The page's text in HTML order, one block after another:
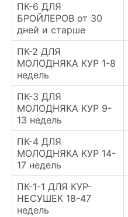
ПК-6 ДЛЯ
БРОЙЛЕРОВ от 30
дней и старше
ПК-2 ДЛЯ
МОЛОДНЯКА КУР 1-8
недель
ПК-3 ДЛЯ
МОЛОДНЯКА КУР 9-
13 недель
ПК-4 ДЛЯ
МОЛОДНЯКА КУР 14-
17 недель
ПК-1-1 ДЛЯ КУР-
НЕСУШЕК 18-47
недель